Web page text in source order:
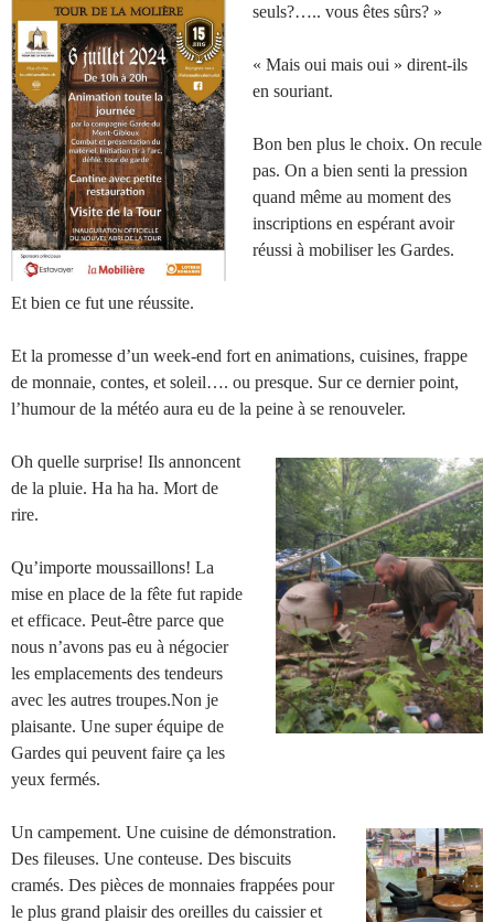
seuls?….. vous êtes sûrs? »
« Mais oui mais oui » dirent-ils
en souriant.
Bon ben plus le choix. On recule
pas. On a bien senti la pression
quand même au moment des
inscriptions en espérant avoir
réussi à mobiliser les Gardes.
Et bien ce fut une réussite.
Et la promesse d’un week-end fort en animations, cuisines, frappe
de monnaie, contes, et soleil…. ou presque. Sur ce dernier point,
l’humour de la météo aura eu de la peine à se renouveler.
Oh quelle surprise! Ils annoncent
de la pluie. Ha ha ha. Mort de
rire.
Qu’importe moussaillons! La
mise en place de la fête fut rapide
et efficace. Peut-être parce que
nous n’avons pas eu à négocier
les emplacements des tendeurs
avec les autres troupes.Non je
plaisante. Une super équipe de
Gardes qui peuvent faire ça les
yeux fermés.
Un campement. Une cuisine de démonstration.
Des fileuses. Une conteuse. Des biscuits
cramés. Des pièces de monnaies frappées pour
le plus grand plaisir des oreilles du caissier et